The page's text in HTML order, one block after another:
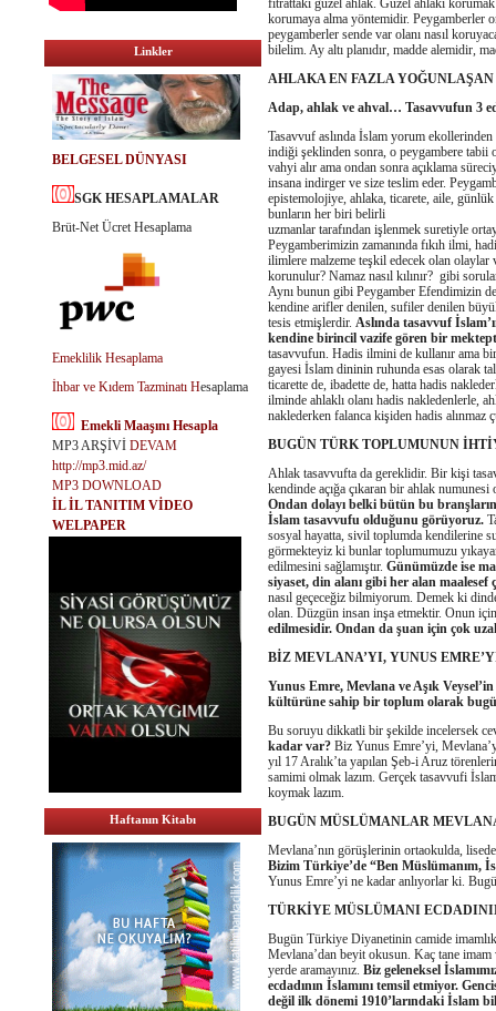
Linkler
BELGESEL DÜNYASI
SGK HESAPLAMALAR
Brüt-Net Ücret Hesaplama
Emeklilik Hesaplama
İhbar ve Kıdem Tazminatı Hesaplama
Emekli Maaşını Hesapla
MP3 ARŞİVİ DEVAM
http://mp3.mid.az/
MP3 DOWNLOAD
İL İL TANITIM VİDEO
WELPAPER
Haftanın Kitabı
fıtrattaki güzel ahlak. Güzel ahlakı
korumaya alma yöntemidir. Peygamberler
peygamberler sende var olanı nasıl
bilelim. Ay altı planıdır, madde alemidir,
AHLAKA EN FAZLA
Adap, ahlak ve ahval… Tasavvufun 3
Tasavvuf aslında İslam yorum
indiği şeklinden sonra, o peygambere tabii
vahyi alır ama ondan sonra açıklama
insana indirger ve size teslim eder.
epistemolojiye, ahlaka, ticarete, aile,
bunların her biri belirli
uzmanlar tarafından işlenmek suretiyle
Peygamberimizin zamanında fıkıh ilmi,
ilimlere malzeme teşkil edecek olan olaylar
korunulur? Namaz nasıl kılınır? gibi
Aynı bunun gibi Peygamber Efendimizin
kendine arifler denilen, sufiler denilen
tesis etmişlerdir. Aslında tasavvuf
kendine birincil vazife gören bir
tasavvufun. Hadis ilmini de kullanır ama
gayesi İslam dininin ruhunda esas olarak
ticarette de, ibadette de, hatta hadis
ilminde ahlaklı olanı hadis nakledenlerle,
naklederken falanca kişiden hadis
BUGÜN TÜRK TOPLUMUNUN
Ahlak tasavvufta da gereklidir. Bir kişi
kendinde açığa çıkaran bir ahlak
Ondan dolayı belki bütün bu
İslam tasavvufu olduğunu görüyoruz.
sosyal hayatta, sivil toplumda kendilerine
görmekteyiz ki bunlar toplumumuzu
edilmesini sağlamıştır. Günümüzde ise
siyaset, din alanı gibi her alan
nasıl geçeceğiz bilmiyorum. Demek ki
olan. Düzgün insan inşa etmektir. Onun
edilmesidir. Ondan da şuan için çok
BİZ MEVLANA’YI, YUNUS
Yunus Emre, Mevlana ve Aşık
kültürüne sahip bir toplum olarak
Bu soruyu dikkatli bir şekilde incelersek
kadar var? Biz Yunus Emre’yi,
yıl 17 Aralık’ta yapılan Şeb-i Aruz
samimi olmak lazım. Gerçek tasavvufi
koymak lazım.
BUGÜN MÜSLÜMANLAR
Mevlana’nın görüşlerinin ortaokulda,
Bizim Türkiye’de “Ben Müslümanım,
Yunus Emre’yi ne kadar anlıyorlar ki.
TÜRKİYE MÜSLÜMANI
Bugün Türkiye Diyanetinin camide
Mevlana’dan beyit okusun. Kaç tane
yerde aramayınız. Biz geleneksel
ecdadının İslamını temsil etmiyor.
değil ilk dönemi 1910’larındaki İslam